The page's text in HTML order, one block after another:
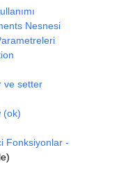
Nesnesi
ve setter
(ok)
Fonksiyonlar -